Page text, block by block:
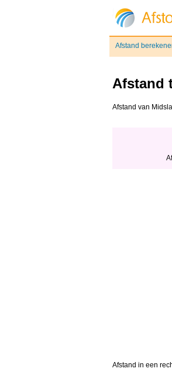
Afstand
Afstand
Afstand van
Afstand in een